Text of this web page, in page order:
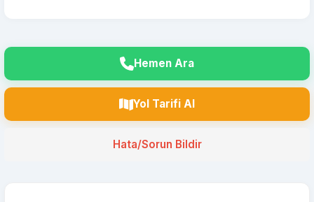
Hemen Ara
Yol Tarifi Al
Hata/Sorun Bildir